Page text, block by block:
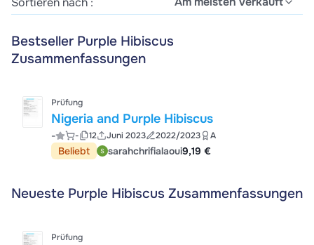
Bestseller Purple Hibiscus
Zusammenfassungen
Prüfung
Nigeria and Purple Hibiscus
- - 12 Juni 2023 2022/2023 A
Beliebt sarahchrifialaoui9,19 €
Neueste Purple Hibiscus Zusammenfassungen
Prüfung